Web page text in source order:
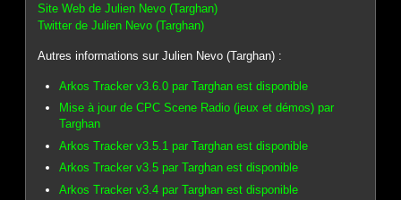
Site Web de Julien Nevo (Targhan)
Twitter de Julien Nevo (Targhan)
Autres informations sur Julien Nevo (Targhan) :
Arkos Tracker v3.6.0 par Targhan est disponible
Mise à jour de CPC Scene Radio (jeux et démos) par
Targhan
Arkos Tracker v3.5.1 par Targhan est disponible
Arkos Tracker v3.5 par Targhan est disponible
Arkos Tracker v3.4 par Targhan est disponible